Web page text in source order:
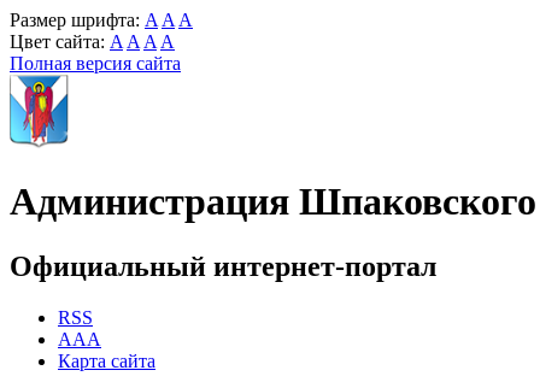
Размер шрифта: A A A
Цвет сайта: A A A A
Полная версия сайта
Администрация
Официальный интернет-портал
RSS
AAA
Карта сайта